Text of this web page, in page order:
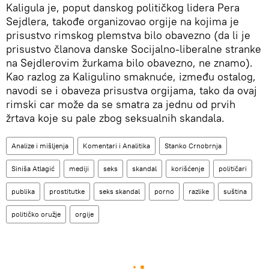
Kaligula je, poput danskog političkog lidera Pera
Sejdlera, takođe organizovao orgije na kojima je
prisustvo rimskog plemstva bilo obavezno (da li je
prisustvo članova danske Socijalno-liberalne stranke
na Sejdlerovim žurkama bilo obavezno, ne znamo).
Kao razlog za Kaligulino smaknuće, između ostalog,
navodi se i obaveza prisustva orgijama, tako da ovaj
rimski car može da se smatra za jednu od prvih
žrtava koje su pale zbog seksualnih skandala.
Analize i mišljenja Komentari i Analitika Stanko Crnobrnja
Siniša Atlagić mediji seks skandal korišćenje političari
publika prostitutke seks skandal porno razlike suština
političko oružje orgije